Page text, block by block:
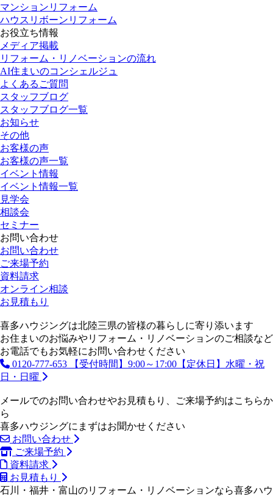
マンションリフォーム
ハウスリボーンリフォーム
お役立ち情報
メディア掲載
リフォーム・リノベーションの流れ
AI住まいのコンシェルジュ
よくあるご質問
スタッフブログ
スタッフブログ一覧
お知らせ
その他
お客様の声
お客様の声一覧
イベント情報
イベント情報一覧
見学会
相談会
セミナー
お問い合わせ
お問い合わせ
ご来場予約
資料請求
オンライン相談
お見積もり
喜多ハウジングは北陸三県の皆様の暮らしに寄り添います
お住まいのお悩みやリフォーム・リノベーションのご相談など
お電話でもお気軽にお問い合わせください
0120-777-653
【受付時間】9:00～17:00【定休日】水曜・祝
日・日曜
メールでのお問い合わせやお見積もり、ご来場予約はこちらか
ら
喜多ハウジングにまずはお聞かせください
お問い合わせ
ご来場予約
資料請求
お見積もり
石川・福井・富山のリフォーム・リノベーションなら喜多ハウ